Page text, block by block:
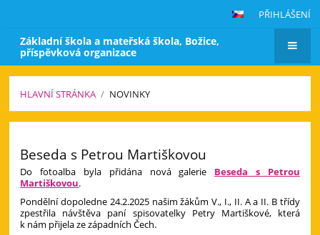
PŘIHLÁŠENÍ
Základní škola a mateřská škola, Božice,
příspěvková organizace
HLAVNÍ STRÁNKA / NOVINKY
Beseda s Petrou Martiškovou
Do fotoalba byla přidána nová galerie Beseda s Petrou
Martiškovou.
Pondělní dopoledne 24.2.2025 našim žákům V., I., II. A a II. B třídy
zpestřila návštěva paní spisovatelky Petry Martiškové, která
k nám přijela ze západních Čech.